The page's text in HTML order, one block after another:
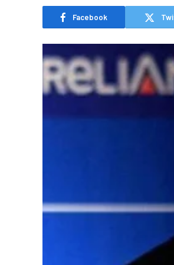
Facebook